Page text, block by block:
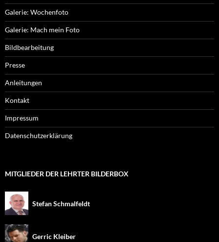
Galerie: Wochenfoto
Galerie: Mach mein Foto
Bildbearbeitung
Presse
Anleitungen
Kontakt
Impressum
Datenschutzerklärung
MITGLIEDER DER LEHRTER BILDERBOX
Stefan Schmalfeldt
Gerric Kleiber